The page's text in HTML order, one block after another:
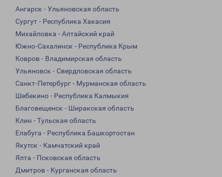
Ангарск - Ульяновская область
Сургут - Республика Хакасия
Михайловка - Алтайский край
Южно-Сахалинск - Республика Крым
Ковров - Владимирская область
Ульяновск - Свердловская область
Санкт-Петербург - Мурманская область
Шебекино - Республика Калмыкия
Благовещенск - Ширакская область
Клин - Тульская область
Елабуга - Республика Башкортостан
Якутск - Камчатский край
Ялта - Псковская область
Дмитров - Курганская область